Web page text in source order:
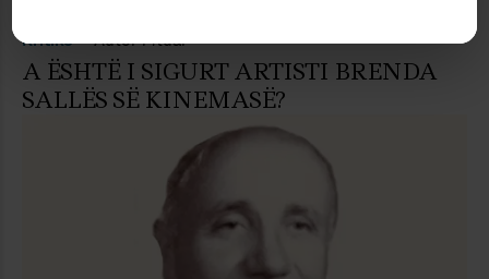
Kritikë Autor i ftuar
A ËSHTË I SIGURT ARTISTI BRENDA
SALLËS SË KINEMASË?